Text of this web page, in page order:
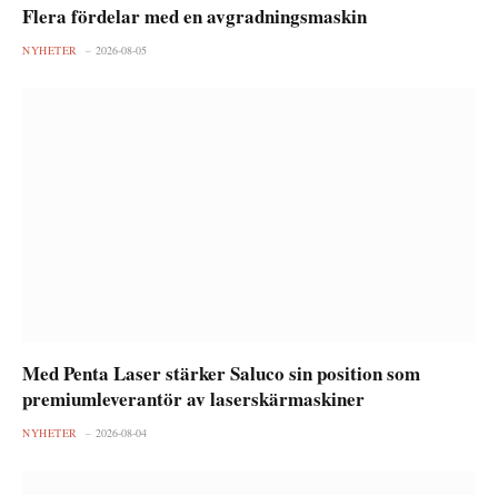
Flera fördelar med en avgradningsmaskin
NYHETER 2026-08-05
Med Penta Laser stärker Saluco sin position som
premiumleverantör av laserskärmaskiner
NYHETER 2026-08-04